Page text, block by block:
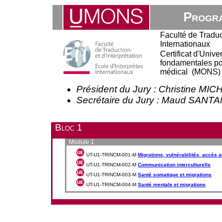
Faculté de
Internationaux
Certificat
fondamentales
médical
Président du Jury : Christine
Secrétaire du Jury : Maud
Bloc 1
Module 1
UT-U1-TRINCM-001-MMigrations, vulnérabilités, accès
UT-U1-TRINCM-002-MCommunication interculturelle
UT-U1-TRINCM-003-MSanté somatique et migrations
UT-U1-TRINCM-004-MSanté mentale et migrations